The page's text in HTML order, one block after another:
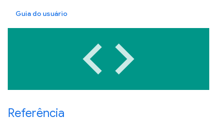
Guia do usuário
code
Referência